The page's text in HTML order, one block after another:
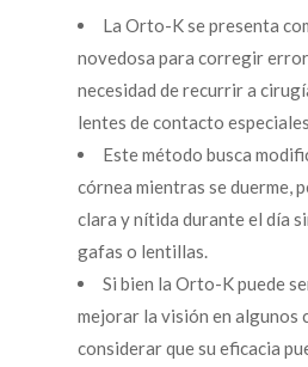
La Orto-K se presenta
novedosa para corregir
necesidad de recurrir a
lentes de contacto
Este método busca
córnea mientras se duerme,
clara y nítida durante el día
gafas o lentillas.
Si bien la Orto-K puede
mejorar la visión en algunos
considerar que su eficacia